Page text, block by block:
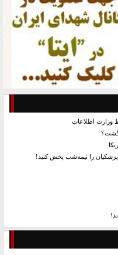
را نیمه‌شب پخش کنید!